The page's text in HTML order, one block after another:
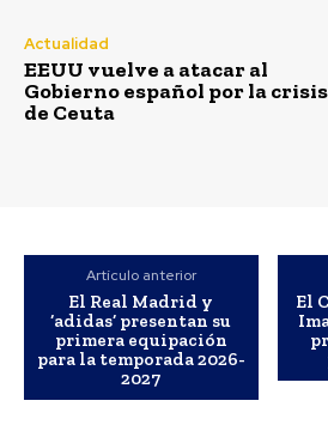
Actualidad
EEUU vuelve a atacar al
Gobierno español por la crisis
de Ceuta
Artículo anterior
El Real Madrid y
‘adidas’ presentan su
primera equipación
para la temporada 2026-
2027
El